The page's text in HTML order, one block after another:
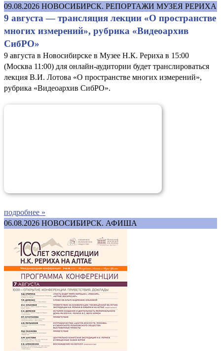
09.08.2026 НОВОСИБИРСК. РЕПОРТАЖИ МУЗЕЯ РЕРИХА
9 августа — трансляция лекции «О пространстве
многих измерений», рубрика «Видеоархив
СибРО»
9 августа в Новосибирске в Музее Н.К. Рериха в 15:00
(Москва 11:00) для онлайн-аудитории будет транслироваться
лекция В.И. Лотова «О пространстве многих измерений»,
рубрика «Видеоархив СибРО».
подробнее »
06.08.2026 НОВОСИБИРСК. АФИША